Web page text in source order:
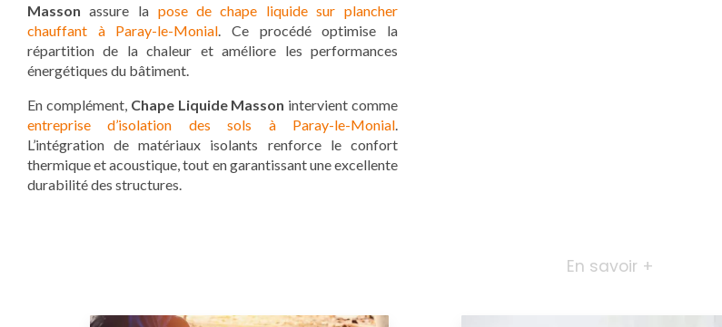
Masson assure la pose de chape liquide sur plancher
chauffant à Paray-le-Monial . Ce procédé optimise la
répartition de la chaleur et améliore les performances
énergétiques du bâtiment.
En complément, Chape Liquide Masson intervient comme
entreprise d’isolation des sols à Paray-le-Monial.
L’intégration de matériaux isolants renforce le confort
thermique et acoustique, tout en garantissant une excellente
durabilité des structures.
En savoir +